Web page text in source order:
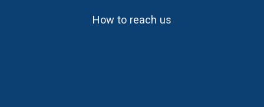
How to reach us